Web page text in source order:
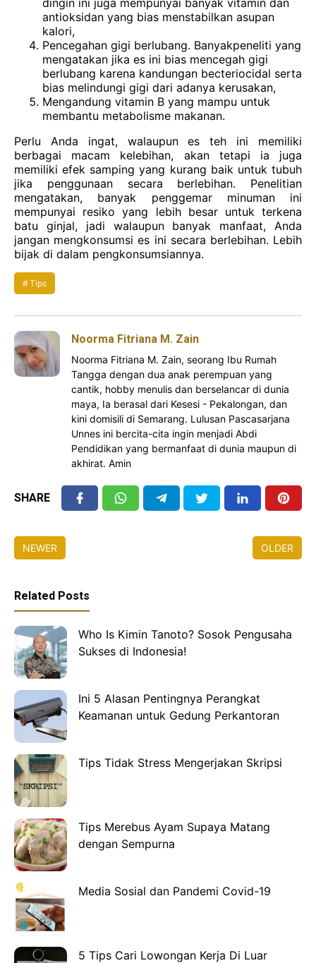
dingin ini juga mempunyai banyak vitamin dan
antioksidan yang bias menstabilkan asupan
kalori,
Pencegahan gigi berlubang. Banyakpeneliti yang
mengatakan jika es ini bias mencegah gigi
berlubang karena kandungan becteriocidal serta
bias melindungi gigi dari adanya kerusakan,
Mengandung vitamin B yang mampu untuk
membantu metabolisme makanan.
Perlu Anda ingat, walaupun es teh ini memiliki
berbagai macam kelebihan, akan tetapi ia juga
memiliki efek samping yang kurang baik untuk tubuh
jika penggunaan secara berlebihan. Penelitian
mengatakan, banyak
penggemar minuman
ini
mempunyai resiko yang lebih besar untuk terkena
batu
ginjal, jadi walaupun banyak
manfaat, Anda
jangan mengkonsumsi es ini secara berlebihan. Lebih
bijak di dalam pengkonsumsiannya.
Tips
Noorma Fitriana M. Zain
Noorma Fitriana M. Zain, seorang Ibu Rumah
Tangga dengan dua anak perempuan yang
cantik, hobby menulis dan berselancar di dunia
maya, Ia berasal dari Kesesi - Pekalongan, dan
kini domisili di Semarang. Lulusan Pascasarjana
Unnes ini bercita-cita ingin menjadi Abdi
Pendidikan yang bermanfaat di dunia maupun di
akhirat. Amin
SHARE
NEWER OLDER
Related Posts
Who Is Kimin Tanoto? Sosok Pengusaha
Sukses di Indonesia!
Ini 5 Alasan Pentingnya Perangkat
Keamanan untuk Gedung Perkantoran
Tips Tidak Stress Mengerjakan Skripsi
Tips Merebus Ayam Supaya Matang
dengan Sempurna
Media Sosial dan Pandemi Covid-19
5 Tips Cari Lowongan Kerja Di Luar